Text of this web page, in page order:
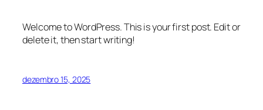
Welcome to WordPress. This is your first post. Edit or
delete it, then start writing!
dezembro 15, 2025